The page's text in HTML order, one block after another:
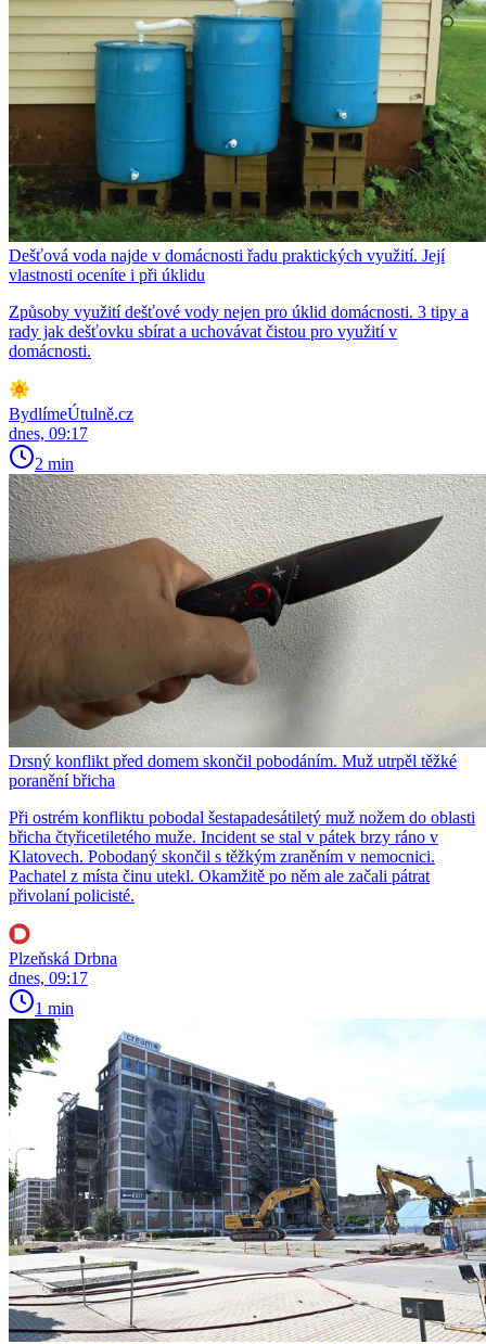
Dešťová voda najde v domácnosti řadu praktických využití. Její
vlastnosti oceníte i při úklidu
Způsoby využití dešťové vody nejen pro úklid domácnosti. 3 tipy a
rady jak dešťovku sbírat a uchovávat čistou pro využití v
domácnosti.
BydlímeÚtulně.cz
dnes, 09:17
2 min
Drsný konflikt před domem skončil pobodáním. Muž utrpěl těžké
poranění břicha
Při ostrém konfliktu pobodal šestapadesátiletý muž nožem do oblasti
břicha čtyřicetiletého muže. Incident se stal v pátek brzy ráno v
Klatovech. Pobodaný skončil s těžkým zraněním v nemocnici.
Pachatel z místa činu utekl. Okamžitě po něm ale začali pátrat
přivolaní policisté.
Plzeňská Drbna
dnes, 09:17
1 min